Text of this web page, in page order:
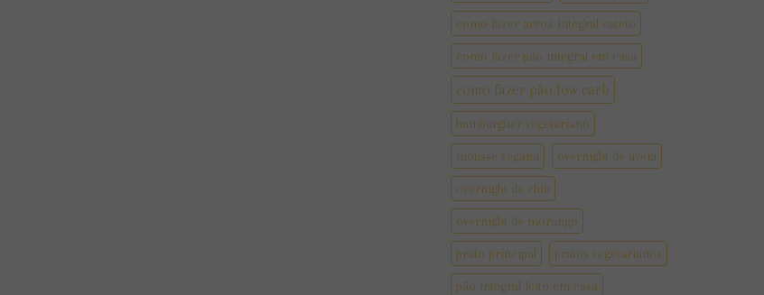
como fazer arroz integral cateto
como fazer pão integral em casa
como fazer pão low carb
hamburguer vegetariano
mousse vegana overnight de aveia
overnight de chia
overnight de morango
prato principal pratos vegetarianos
pão integral feito em casa